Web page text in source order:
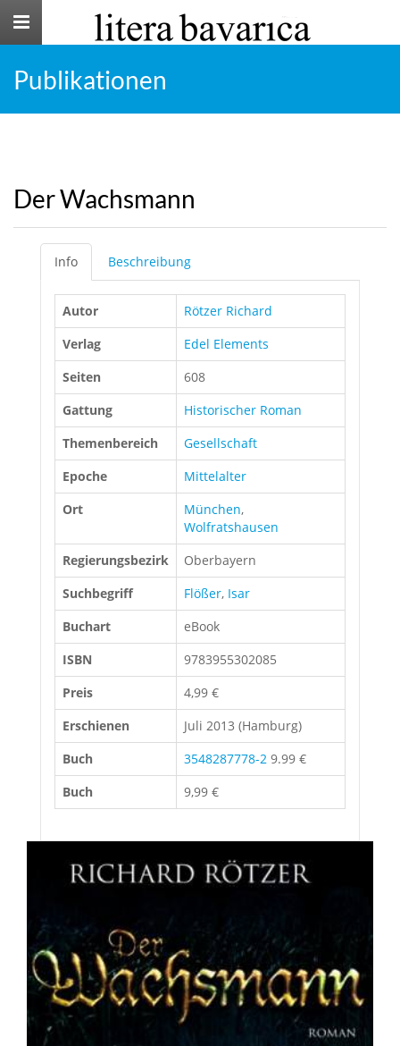
Toggle
Publikationen
Der Wachsmann
Info Beschreibung
Autor
Rötzer Richard
Verlag
Edel Elements
Seiten
608
Gattung
Historischer Roman
Themenbereich
Gesellschaft
Epoche
Mittelalter
Ort
München,
Wolfratshausen
Regierungsbezirk
Oberbayern
Suchbegriff
Flößer, Isar
Buchart
eBook
ISBN
9783955302085
Preis
4,99 €
Erschienen
Juli 2013 (Hamburg)
Buch
3548287778-2 9.99 €
Buch
9,99 €